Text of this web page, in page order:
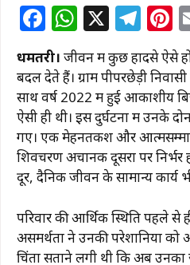
F
a
c
e
b
o
o
W
at
s
A
p
p
X T
el
e
g
ra
m
n
धमतरी। जीवन में कुछ हादसे ऐसे
बदल देते हैं। ग्राम पीपरछेड़ी
साथ वर्ष 2022 में हुई आकाशीय
ऐसी ही थी। इस दुर्घटना में उनके
गए। एक मेहनतकश और
शिवचरण अचानक दूसरों पर निर्भर
दूर, दैनिक जीवन के सामान्य कार्य
परिवार की आर्थिक स्थिति पहले से
असमर्थता ने उनकी परेशानियों को
चिंता सताने लगी थी कि अब